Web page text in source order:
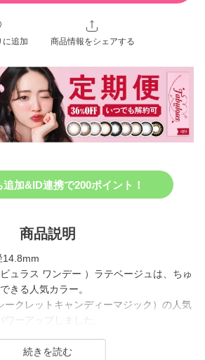
に追加 商品情報をシェアする
追加&ID連携で200ポイント！
商品説明
14.8mm
ュラス ワンデー ）ラテベージュは、ちゅ
きる人気カラー。
クレットキャンディーマジック）の人気
ーアップしました。